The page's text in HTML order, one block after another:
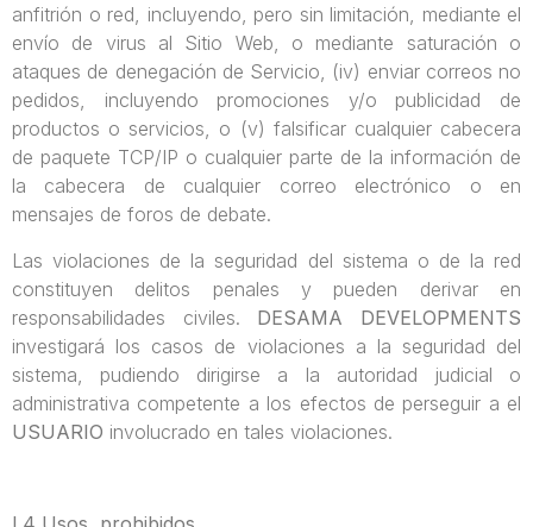
anfitrión o red, incluyendo, pero sin limitación, mediante el
envío de virus al Sitio Web, o mediante saturación o
ataques de denegación de Servicio, (iv) enviar correos no
pedidos, incluyendo promociones y/o publicidad de
productos o servicios, o (v) falsificar cualquier cabecera
de paquete TCP/IP o cualquier parte de la información de
la cabecera de cualquier correo electrónico o en
mensajes de foros de debate.
Las violaciones de la seguridad del sistema o de la red
constituyen delitos penales y pueden derivar en
responsabilidades civiles. DESAMA DEVELOPMENTS
investigará los casos de violaciones a la seguridad del
sistema, pudiendo dirigirse a la autoridad judicial o
administrativa competente a los efectos de perseguir a el
USUARIO involucrado en tales violaciones.